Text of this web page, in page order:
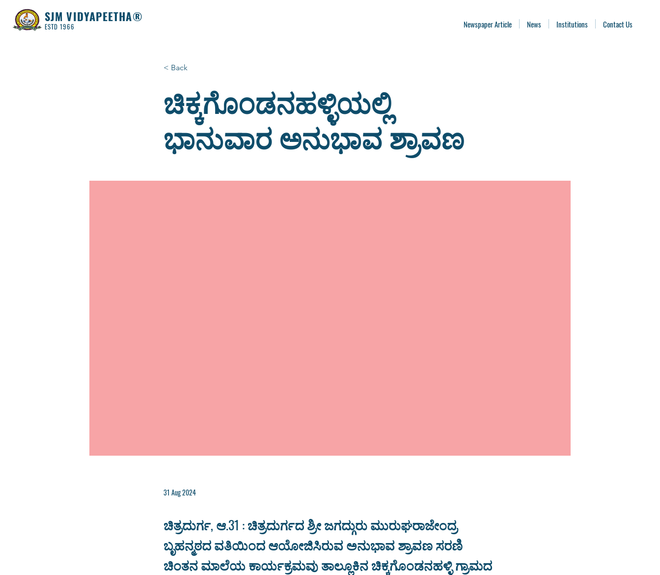
SJM VIDYAPEETHA®
ESTD 1966 Newspaper Article News Institutions Contact Us
< Back
ಚಿಕ್ಕಗೊಂಡನಹಳ್ಳಿಯಲ್ಲಿ
ಭಾನುವಾರ ಅನುಭಾವ ಶ್ರಾವಣ
31 Aug 2024
ಚಿತ್ರದುರ್ಗ, ಆ.31 : ಚಿತ್ರದುರ್ಗದ ಶ್ರೀ ಜಗದ್ಗುರು ಮುರುಘರಾಜೇಂದ್ರ
ಬೃಹನ್ಮಠದ ವತಿಯಿಂದ ಆಯೋಜಿಸಿರುವ ಅನುಭಾವ ಶ್ರಾವಣ ಸರಣಿ
ಚಿಂತನ ಮಾಲೆಯ ಕಾರ್ಯಕ್ರಮವು ತಾಲ್ಲೂಕಿನ ಚಿಕ್ಕಗೊಂಡನಹಳ್ಳಿ ಗ್ರಾಮದ